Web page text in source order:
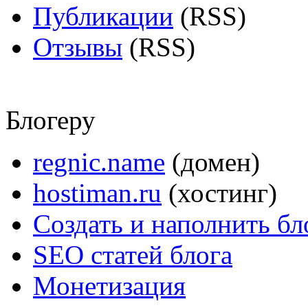
Публикации (RSS)
Отзывы (RSS)
Блогеру
regnic.name (домен)
hostiman.ru (хостинг)
Создать и наполнить
SEO статей блога
Монетизация